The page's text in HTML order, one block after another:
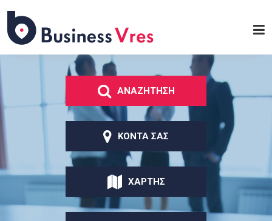
κυρίως περιεχόμενο
Business
ΑΝΑΖΗΤΗΣΗ
ΚΟΝΤΑ ΣΑΣ
ΧΑΡΤΗΣ